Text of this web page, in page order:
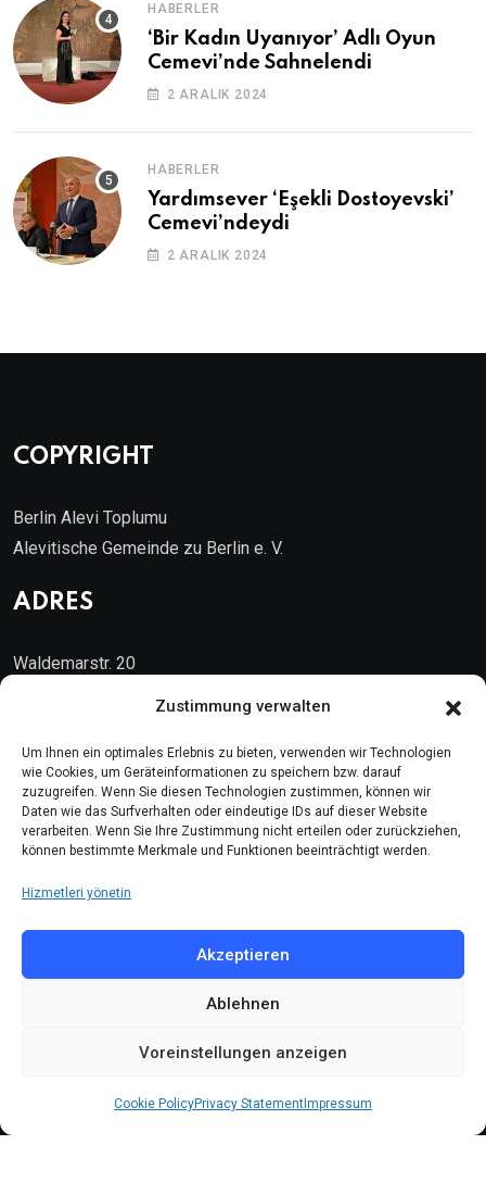
Zustimmung verwalten
Um Ihnen ein optimales Erlebnis zu bieten, verwenden wir Technologien
wie Cookies, um Geräteinformationen zu speichern bzw. darauf
zuzugreifen. Wenn Sie diesen Technologien zustimmen, können wir
Daten wie das Surfverhalten oder eindeutige IDs auf dieser Website
verarbeiten. Wenn Sie Ihre Zustimmung nicht erteilen oder zurückziehen,
können bestimmte Merkmale und Funktionen beeinträchtigt werden.
Hizmetleri yönetin
Akzeptieren
Ablehnen
Voreinstellungen anzeigen
Cookie PolicyPrivacy Statement Impressum
HABERLER
‘Bir Kadın Uyanıyor’ Adlı Oyun
Cemevi’nde Sahnelendi
2 ARALIK 2024
HABERLER
Yardımsever ‘Eşekli Dostoyevski’
Cemevi’ndeydi
2 ARALIK 2024
COPYRIGHT
Berlin Alevi Toplumu
Alevitische Gemeinde zu Berlin e. V.
ADRES
Waldemarstr. 20
Kontakt
Telefon: (030) 616 58 700
Faks : (030) 616 58 395
E-Posta: cemevi@alevi.org